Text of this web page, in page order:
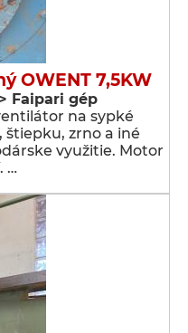
OWENT 7,5KW
Faipari gép
na sypké
štiepku, zrno a iné
využitie. Motor
…